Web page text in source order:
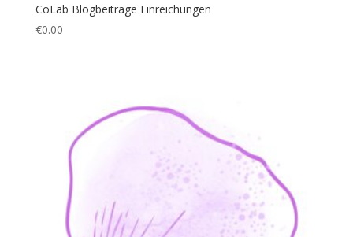
CoLab Blogbeiträge Einreichungen
€0.00